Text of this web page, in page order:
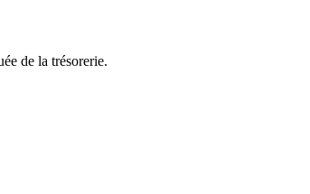
de la trésorerie.